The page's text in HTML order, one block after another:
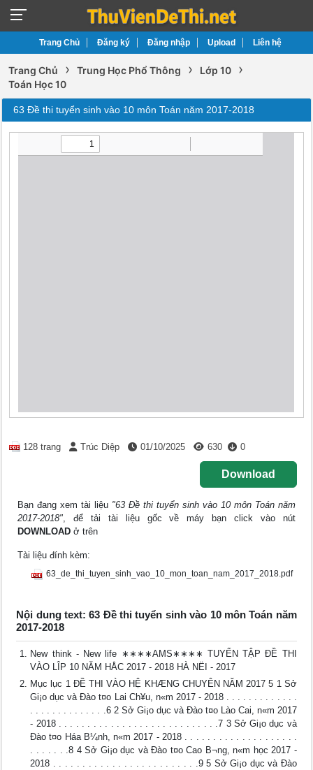
Trang Chủ Đăng ký Đăng nhập Upload Liên hệ
Trang Chủ › Trung Học Phổ Thông › Lớp 10 ›
Toán Học 10
63 Đề thi tuyển sinh vào 10 môn Toán năm 2017-2018
128 trang Trúc Diệp 01/10/2025 630 0
Download
Bạn đang xem tài liệu "63 Đề thi tuyển sinh vào 10 môn Toán năm
2017-2018", để tải tài liệu gốc về máy bạn click vào nút
DOWNLOAD ở trên
Tài liệu đính kèm:
63_de_thi_tuyen_sinh_vao_10_mon_toan_nam_2017_2018.pdf
Nội dung text: 63 Đề thi tuyển sinh vào 10 môn Toán năm
2017-2018
New think - New life ∗∗∗∗AMS∗∗∗∗ TUYỂN TẬP ĐỀ THI
VÀO LÎP 10 NĂM HÅC 2017 - 2018 HÀ NËI - 2017
Mục lục 1 ĐỀ THI VÀO HỆ KHÆNG CHUYÊN NĂM 2017 5 1 Sở
Gi¡o dục và Đào t¤o Lai Ch¥u, n«m 2017 - 2018 . . . . . . . . . . . . .
. . . . . . . . . . . . . .6 2 Sở Gi¡o dục và Đào t¤o Lào Cai, n«m 2017
- 2018 . . . . . . . . . . . . . . . . . . . . . . . . . . . .7 3 Sở Gi¡o dục và
Đào t¤o Háa B¼nh, n«m 2017 - 2018 . . . . . . . . . . . . . . . . . . . .
. . . . . . .8 4 Sở Gi¡o dục và Đào t¤o Cao B¬ng, n«m học 2017 -
2018 . . . . . . . . . . . . . . . . . . . . . . . . .9 5 Sở Gi¡o dục và Đào